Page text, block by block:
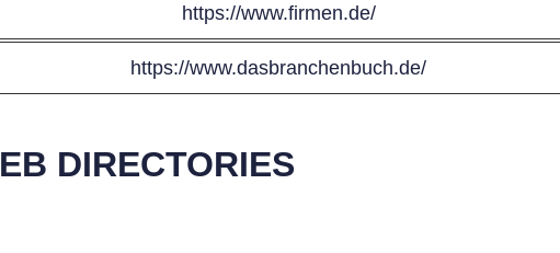
https://www.firmen.de/
https://www.dasbranchenbuch.de/
DIRECTORIES